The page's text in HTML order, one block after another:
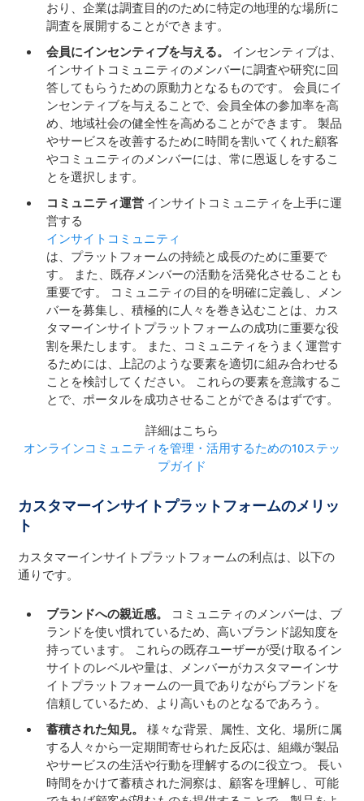
おり、企業は調査目的のために特定の地理的な場所に
調査を展開することができます。
会員にインセンティブを与える。 インセンティブは、
インサイトコミュニティのメンバーに調査や研究に回
答してもらうための原動力となるものです。 会員にイ
ンセンティブを与えることで、会員全体の参加率を高
め、地域社会の健全性を高めることができます。 製品
やサービスを改善するために時間を割いてくれた顧客
やコミュニティのメンバーには、常に恩返しをするこ
とを選択します。
コミュニティ運営 インサイトコミュニティを上手に運
営する
インサイトコミュニティ
は、プラットフォームの持続と成長のために重要で
す。 また、既存メンバーの活動を活発化させることも
重要です。 コミュニティの目的を明確に定義し、メン
バーを募集し、積極的に人々を巻き込むことは、カス
タマーインサイトプラットフォームの成功に重要な役
割を果たします。 また、コミュニティをうまく運営す
るためには、上記のような要素を適切に組み合わせる
ことを検討してください。 これらの要素を意識するこ
とで、ポータルを成功させることができるはずです。
詳細はこちら
オンラインコミュニティを管理・活用するための10ステッ
プガイド
カスタマーインサイトプラットフォームのメリッ
ト
カスタマーインサイトプラットフォームの利点は、以下の
通りです。
ブランドへの親近感。 コミュニティのメンバーは、ブ
ランドを使い慣れているため、高いブランド認知度を
持っています。 これらの既存ユーザーが受け取るイン
サイトのレベルや量は、メンバーがカスタマーインサ
イトプラットフォームの一員でありながらブランドを
信頼しているため、より高いものとなるであろう。
蓄積された知見。
様々な背景、属性、文化、場所に属
する人々から一定期間寄せられた反応は、組織が製品
やサービスの生活や行動を理解するのに役立つ。 長い
時間をかけて蓄積された洞察は、顧客を理解し、可能